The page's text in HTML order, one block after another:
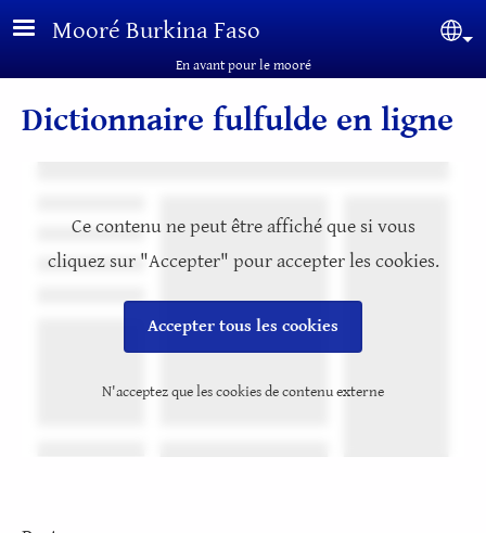
Aller au contenu principal
Mooré Burkina Faso
En avant pour le mooré
Dictionnaire fulfulde en ligne
Ce contenu ne peut être affiché que si vous
cliquez sur "Accepter" pour accepter les cookies.
Accepter tous les cookies
N'acceptez que les cookies de contenu externe